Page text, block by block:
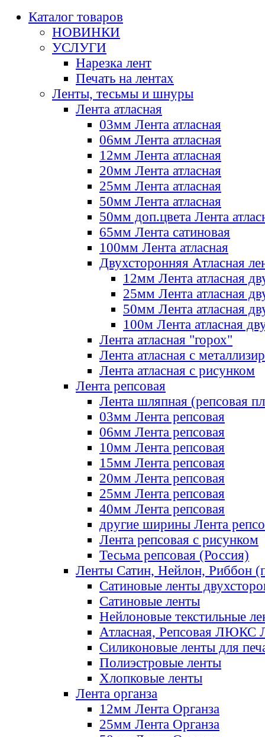
Каталог товаров
НОВИНКИ
УСЛУГИ
Нарезка лент
Печать на лентах
Ленты, тесьмы и шнуры
Лента атласная
03мм Лента атласная
06мм Лента атласная
12мм Лента атласная
20мм Лента атласная
25мм Лента атласная
50мм Лента атласная
50мм доп.цвета Лента
65мм Лента сатиновая
100мм Лента атласная
Двухсторонняя Атласная
12мм Лента атласная
25мм Лента атласная
50мм Лента атласная
100м Лента атласная
Лента атласная "горох"
Лента атласная с
Лента атласная с рисунком
Лента репсовая
Лента шляпная (репсовая
03мм Лента репсовая
06мм Лента репсовая
10мм Лента репсовая
15мм Лента репсовая
20мм Лента репсовая
25мм Лента репсовая
40мм Лента репсовая
другие ширины Лента
Лента репсовая с рисунком
Тесьма репсовая (Россия)
Ленты Сатин, Нейлон, Риббон
Сатиновые ленты
Сатиновые ленты
Нейлоновые текстильные
Атласная, Репсовая ЛЮКС
Силиконовые ленты для
Полиэстровые ленты
Хлопковые ленты
Лента органза
12мм Лента Органза
25мм Лента Органза